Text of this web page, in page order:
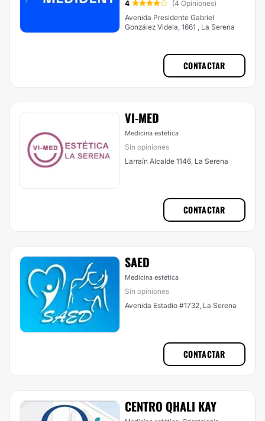
4
(4 Opiniones)
Avenida Presidente Gabriel
González Videla, 1661 , La Serena
CONTACTAR
VI-MED
Medicina estética
Sin opiniones
Larraín Alcalde 1146, La Serena
CONTACTAR
SAED
Medicina estética
Sin opiniones
Avenida Estadio #1732, La Serena
CONTACTAR
CENTRO QHALI KAY